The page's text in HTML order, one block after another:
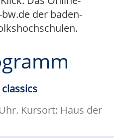
der baden-
Kursort: Haus der